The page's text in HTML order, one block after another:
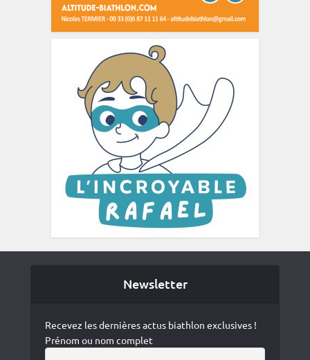
Newsletter
Recevez les dernières actus biathlon exclusives !
Prénom ou nom complet